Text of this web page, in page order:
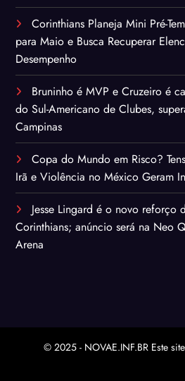
Corinthians Planeja Mini Pré-
para Maio e Busca Recuperar
Desempenho
Bruninho é MVP e Cruzeiro é
do Sul-Americano de Clubes,
Campinas
Copa do Mundo em Risco?
Irã e Violência no México Geram
Jesse Lingard é o novo reforço
Corinthians; anúncio será na Neo
Arena
© 2025 - NOVAE.INF.BR Este